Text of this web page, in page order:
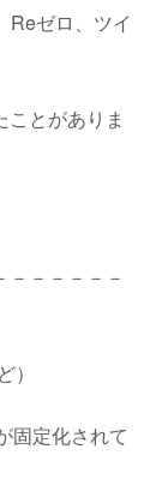
Reゼロ、ツイ
とがありま
－－－－－
固定化されて